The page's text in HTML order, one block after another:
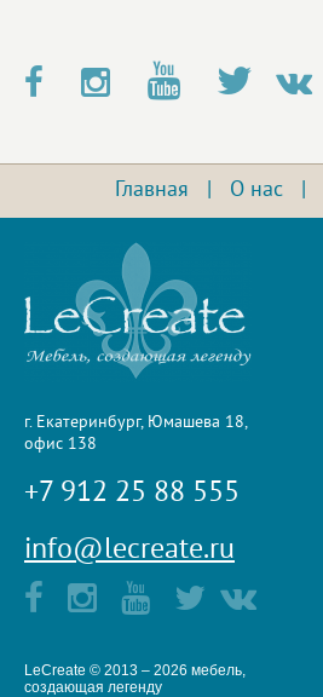
Главная О нас
г. Екатеринбург, Юмашева 18,
офис 138
+7 912 25 88 555
info@lecreate.ru
LeCreate © 2013 – 2026 мебель,
создающая легенду